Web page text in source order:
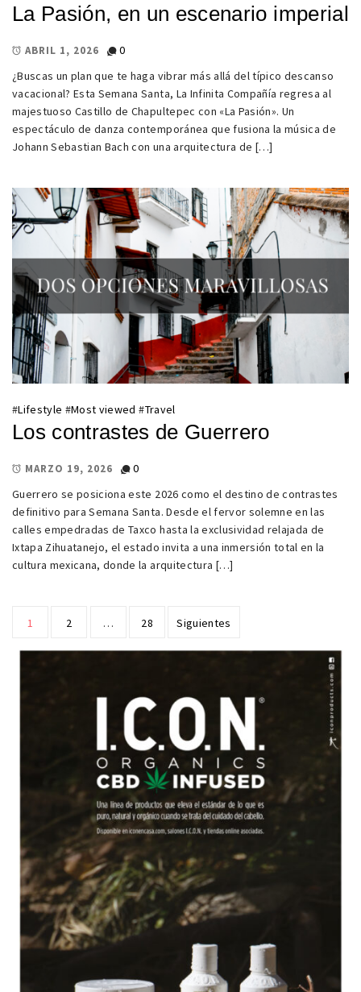
La Pasión, en un escenario imperial
ABRIL 1, 2026
0
¿Buscas un plan que te haga vibrar más allá del típico descanso
vacacional? Esta Semana Santa, La Infinita Compañía regresa al
majestuoso Castillo de Chapultepec con «La Pasión». Un
espectáculo de danza contemporánea que fusiona la música de
Johann Sebastian Bach con una arquitectura de […]
#Lifestyle #Most viewed #Travel
Los contrastes de Guerrero
MARZO 19, 2026
0
Guerrero se posiciona este 2026 como el destino de contrastes
definitivo para Semana Santa. Desde el fervor solemne en las
calles empedradas de Taxco hasta la exclusividad relajada de
Ixtapa Zihuatanejo, el estado invita a una inmersión total en la
cultura mexicana, donde la arquitectura […]
Paginación
1 2 … 28 Siguientes